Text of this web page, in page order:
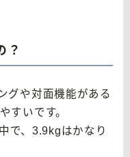
？
グや対面機能がある
すいです。
で、3.9kgはかなり